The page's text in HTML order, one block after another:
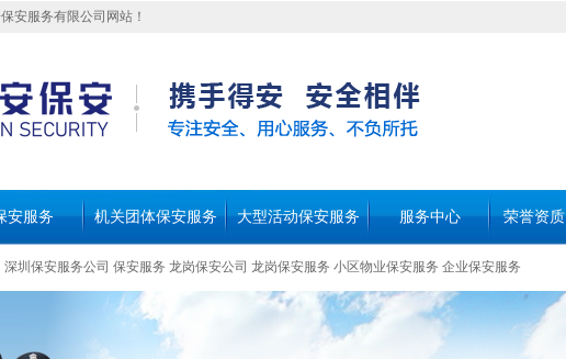
安服务有限公司网站！
安服务 机关团体保安服务 大型活动保安服务 服务中心 荣誉资质
深圳保安服务公司 保安服务 龙岗保安公司 龙岗保安服务 小区物业保安服务 企业保安服务